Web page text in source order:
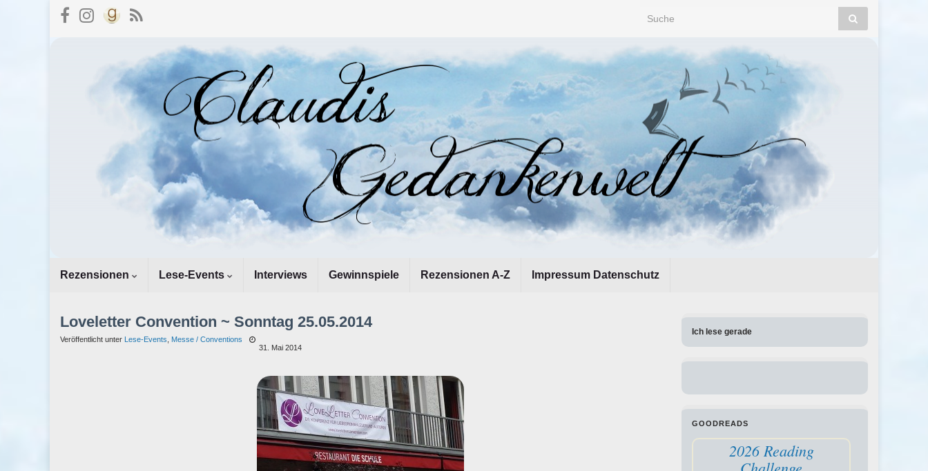
Rezensionen Lese-Events Interviews Gewinnspiele Rezensionen A-Z Impressum Datenschutz
Loveletter Convention ~ Sonntag 25.05.2014
Veröffentlicht unter Lese-Events
Messe / Conventions
31. Mai 2014
Ich lese gerade
GOODREADS
2026 Reading